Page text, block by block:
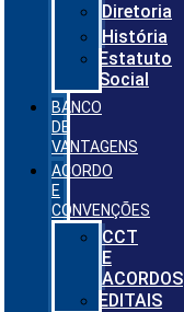
Diretoria
História
Estatuto
Social
BANCO
DE
VANTAGENS
ACORDO
E
CONVENÇÕES
CCT
E
ACORDOS
EDITAIS